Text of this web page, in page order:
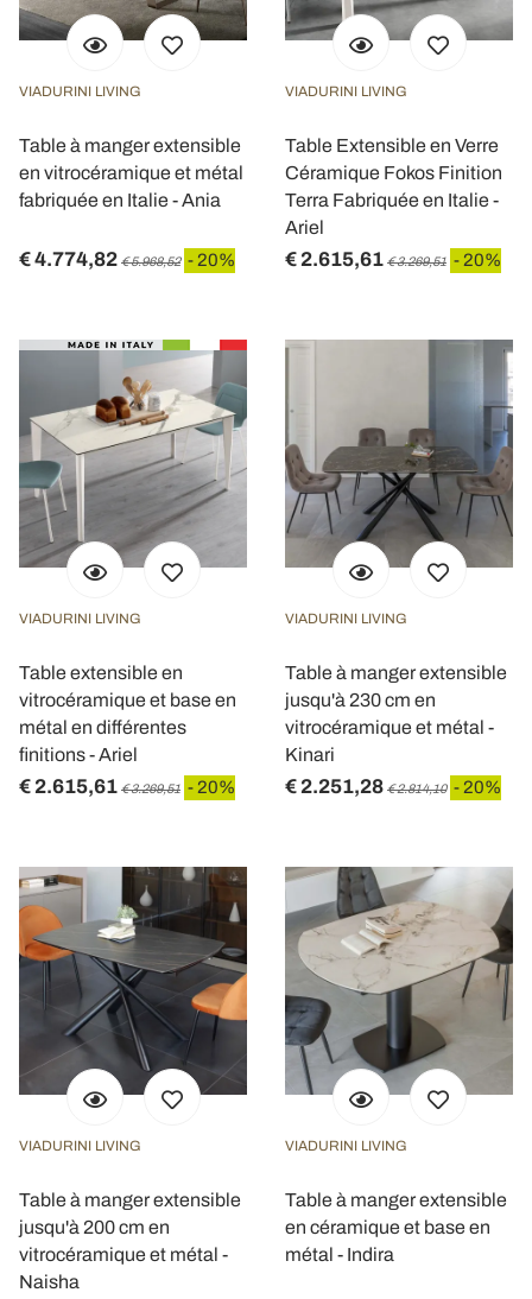
Utilizziamo i cookie per personalizzare contenuti ed
annunci, per fornire funzionalità dei social media e per
informazioni sul modo in cui utilizza il nostro sito con i
pubblicità e social media, i quali potrebbero combinarle
con altre informazioni che ha fornito loro o che hanno
raccolto dal suo utilizzo dei loro servizi.
VIADURINI LIVING
Table à manger extensible
en vitrocéramique et métal
fabriquée en Italie - Ania
€ 4.774,82 € 5.968,52 - 20%
VIADURINI LIVING
Table Extensible en Verre
Céramique Fokos Finition
Terra Fabriquée en Italie -
Ariel
€ 2.615,61 € 3.269,51 - 20%
VIADURINI LIVING
Table extensible en
vitrocéramique et base en
métal en différentes
finitions - Ariel
€ 2.615,61 € 3.269,51 - 20%
VIADURINI LIVING
Table à manger extensible
jusqu'à 230 cm en
vitrocéramique et métal -
Kinari
€ 2.251,28 € 2.814,10 - 20%
VIADURINI LIVING
Table à manger extensible
jusqu'à 200 cm en
vitrocéramique et métal -
Naisha
VIADURINI LIVING
Table à manger extensible
en céramique et base en
métal - Indira